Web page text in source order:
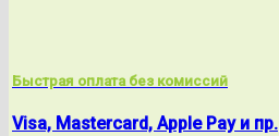
Быстрая оплата без комиссий
Visa, Mastercard, Apple Pay и пр.